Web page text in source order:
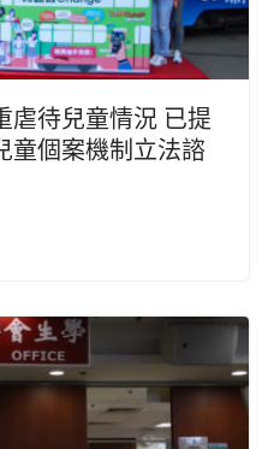
虐待兒童情況 已提
童個案機制立法諮